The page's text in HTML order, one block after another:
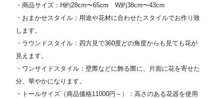
・商品サイズ：H約28cm〜65cm W約38cm〜43cm
・おまかせスタイル：用途や花材に合わせたスタイルでお作り致
します。
・ラウンドスタイル：四方見で360度どの角度からも見ても花が
見えます。
・ワンサイドスタイル：壁際などに飾る際に、片面に花を寄せた
分、華やかになります。
・トールサイズ（商品価格11000円～）：高さのある花器を使用